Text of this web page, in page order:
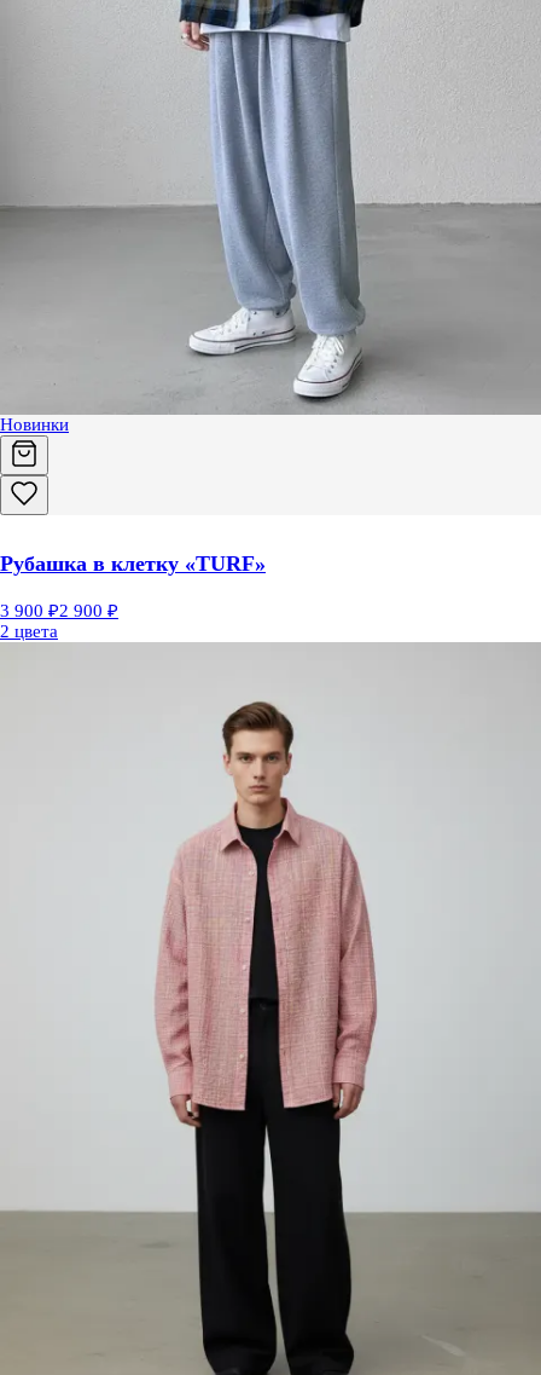
Новинки
Рубашка в клетку «TURF»
3 900 ₽2 900 ₽
2 цвета